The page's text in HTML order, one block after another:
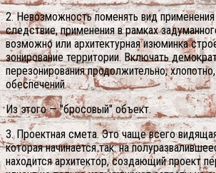
2. Невозможность поменять вид применения
следствие, применения в рамках
возможно или архитектурная изюминка
зонирование территории. Включать
перезонирования продолжительно,
обеспечений.
Из этого — "бросовый" объект.
3. Проектная смета. Это чаще всего
которая начинается так: на
находится архитектор, создающий проект